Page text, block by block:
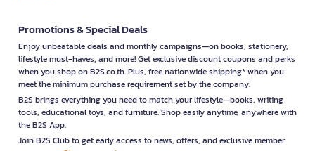
Promotions & Special Deals
Enjoy unbeatable deals and monthly campaigns—on books, stationery,
lifestyle must-haves, and more! Get exclusive discount coupons and perks
when you shop on B2S.co.th. Plus, free nationwide shipping* when you
meet the minimum purchase requirement set by the company.
B2S brings everything you need to match your lifestyle—books, writing
tools, educational toys, and furniture. Shop easily anytime, anywhere with
the B2S App.
Join B2S Club to get early access to news, offers, and exclusive member